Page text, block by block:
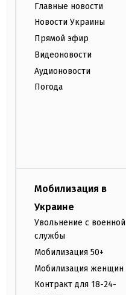
Главные новости
Новости Украины
Прямой эфир
Видеоновости
Аудионовости
Погода
Мобилизация в
Украине
Увольнение с военной
службы
Мобилизация 50+
Мобилизация женщин
Контракт для 18-24-